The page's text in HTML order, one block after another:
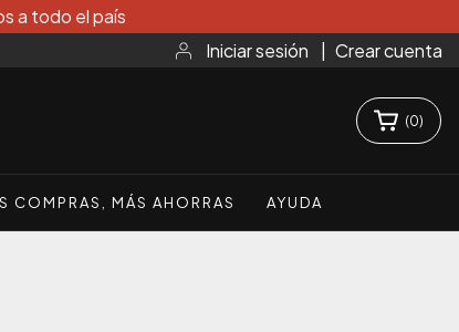
Iniciar sesión Crear cuenta
a todo el país
(0)
COMPRAS, MÁS AHORRAS AYUDA